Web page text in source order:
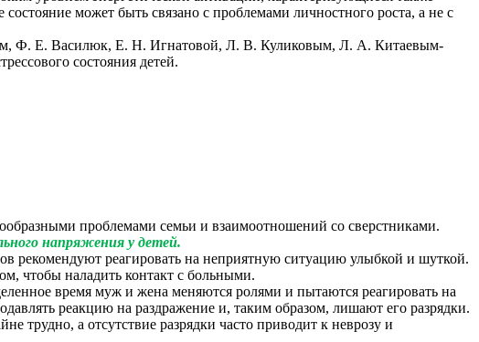
может быть связано с проблемами личностного роста, а не с
Ф. Е. Василюк, Е. Н. Игнатовой, Л. В. Куликовым, Л. А. Китаевым-
состояния детей.
проблемами семьи и взаимоотношений со сверстниками.
напряжения у детей.
реагировать на неприятную ситуацию улыбкой и шуткой.
чтобы наладить контакт с больными.
время муж и жена меняются ролями и пытаются реагировать на
реакцию на раздражение и, таким образом, лишают его разрядки.
трудно, а отсутствие разрядки часто приводит к неврозу и